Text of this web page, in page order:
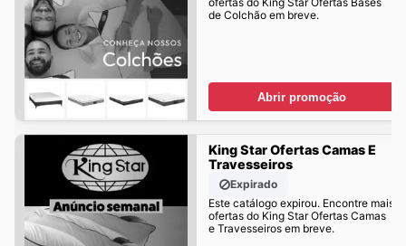
de Colchão em breve.
Abrir promoção
King Star Ofertas Camas E
Travesseiros
Expirado
Este catálogo expirou. Encontre mais
ofertas do King Star Ofertas Camas
e Travesseiros em breve.